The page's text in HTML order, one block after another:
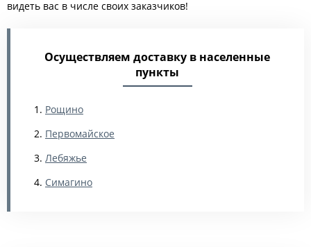
видеть вас в числе своих заказчиков!
Осуществляем доставку в населенные
пункты
Рощино
Первомайское
Лебяжье
Симагино